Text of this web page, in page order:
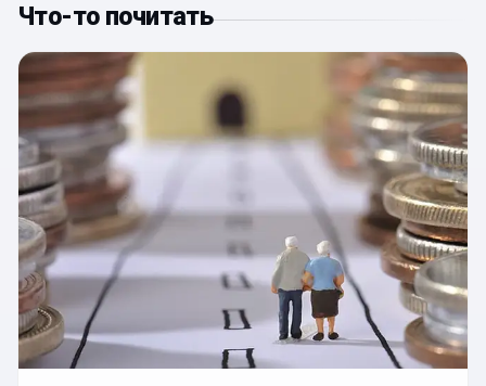
Что-то почитать